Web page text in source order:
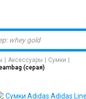
Аксессуары Сумки
(серая)